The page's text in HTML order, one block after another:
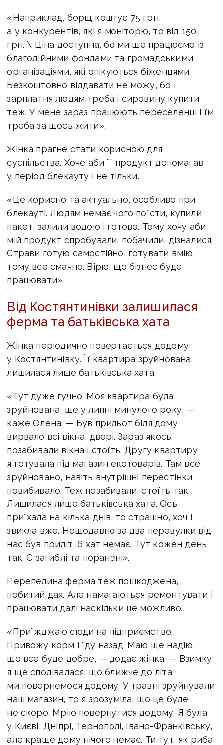
«Наприклад, борщ коштує 75 грн,
а у конкурентів, які я моніторю, то від 150
грн. \ Ціна доступна, бо ми ще працюємо із
благодійними фондами та громадськими
організаціями, які опікуються біженцями.
Безкоштовно віддавати не можу, бо і
зарплатня людям треба і сировину купити
теж. У мене зараз працюють переселенці і їм
треба за щось жити».
Жінка прагне стати корисною для
суспільства. Хоче аби її продукт допомагав
у період блекауту і не тільки.
«Це корисно та актуально, особливо при
блекауті. Людям немає чого поїсти, купили
пакет, залили водою і готово. Тому хочу аби
мій продукт спробували, побачили, дізналися.
Страви готую самостійно, готувати вмію,
тому все смачно. Вірю, що бізнес буде
працювати».
Від Костянтинівки залишилася
ферма та батьківська хата
Жінка періодично повертається додому
у Костянтинівку. Її квартира зруйнована,
лишилася лише батьківська хата.
«Тут дуже гучно. Моя квартира була
зруйнована, ще у липні минулого року, —
каже Олена. — Був прильот біля дому,
вирвало всі вікна, двері. Зараз якось
позабивали вікна і стоїть. Другу квартиру
я готувала під магазин екотоварів. Там все
зруйновано, навіть внутрішні перестінки
повибивало. Теж позабивали, стоїть так.
Лишилася лише батьківська хата. Ось
приїхала на кілька днів, то страшно, хоч і
звикла вже. Нещодавно за два перевулки від
нас був приліт, 6 хат немає. Тут кожен день
так. Є загиблі та поранені».
Перепелина ферма теж пошкоджена,
побитий дах. Але намагаються ремонтувати і
працювати далі наскільки це можливо.
«Приїжджаю сюди на підприємство.
Привожу корм і їду назад. Маю ще надію,
що все буде добре, — додає жінка. — Взимку
я ще сподівалася, що ближче до літа
ми повернемося додому. У травні зруйнували
наш магазин, то я зрозуміла, що це буде
не скоро. Мрію повернутися додому. Я була
у Києві, Дніпрі, Тернополі, Івано-Франківську,
але краще дому нічого немає. Ти тут, як риба